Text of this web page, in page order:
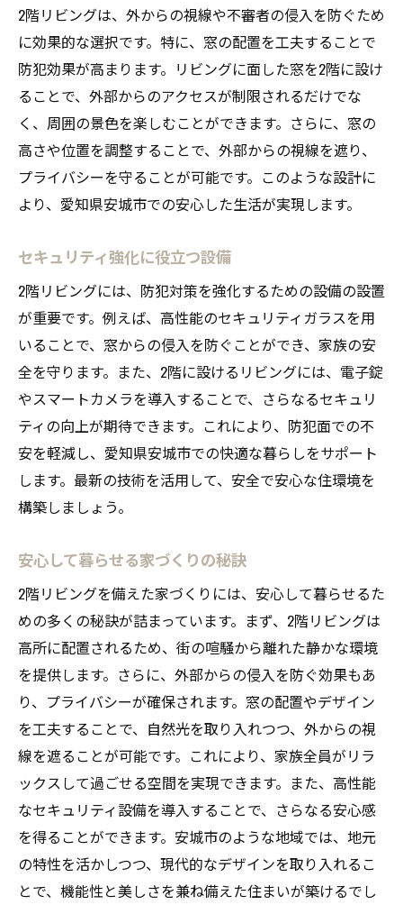
2階リビングは、外からの視線や不審者の侵入を防ぐため
に効果的な選択です。特に、窓の配置を工夫することで
防犯効果が高まります。リビングに面した窓を2階に設け
ることで、外部からのアクセスが制限されるだけでな
く、周囲の景色を楽しむことができます。さらに、窓の
高さや位置を調整することで、外部からの視線を遮り、
プライバシーを守ることが可能です。このような設計に
より、愛知県安城市での安心した生活が実現します。
セキュリティ強化に役立つ設備
2階リビングには、防犯対策を強化するための設備の設置
が重要です。例えば、高性能のセキュリティガラスを用
いることで、窓からの侵入を防ぐことができ、家族の安
全を守ります。また、2階に設けるリビングには、電子錠
やスマートカメラを導入することで、さらなるセキュリ
ティの向上が期待できます。これにより、防犯面での不
安を軽減し、愛知県安城市での快適な暮らしをサポート
します。最新の技術を活用して、安全で安心な住環境を
構築しましょう。
安心して暮らせる家づくりの秘訣
2階リビングを備えた家づくりには、安心して暮らせるた
めの多くの秘訣が詰まっています。まず、2階リビングは
高所に配置されるため、街の喧騒から離れた静かな環境
を提供します。さらに、外部からの侵入を防ぐ効果もあ
り、プライバシーが確保されます。窓の配置やデザイン
を工夫することで、自然光を取り入れつつ、外からの視
線を遮ることが可能です。これにより、家族全員がリラ
ックスして過ごせる空間を実現できます。また、高性能
なセキュリティ設備を導入することで、さらなる安心感
を得ることができます。安城市のような地域では、地元
の特性を活かしつつ、現代的なデザインを取り入れるこ
とで、機能性と美しさを兼ね備えた住まいが築けるでし